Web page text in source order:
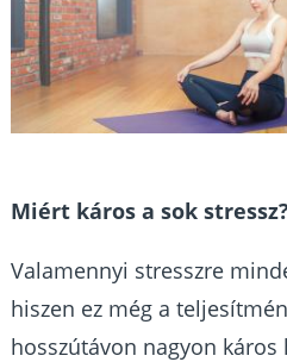
Miért káros a sok stressz?
Valamennyi stresszre
hiszen ez még a
hosszútávon nagyon káros